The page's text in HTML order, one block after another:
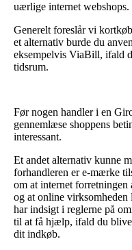
uærlige internet webshops.
Generelt foreslår vi
et alternativ burde du
eksempelvis ViaBill, ifald
tidsrum.
Før nogen handler i en
gennemlæse shoppens
interessant.
Et andet alternativ kunne
forhandleren er e-mærke
om at internet forretningen
og at online virksomheden
har indsigt i reglerne på
til at få hjælp, ifald du
dit indkøb.